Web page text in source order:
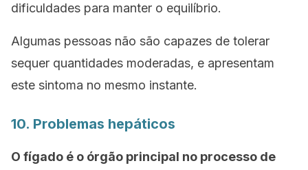
dificuldades para manter o equilíbrio.
Algumas pessoas não são capazes de tolerar
sequer quantidades moderadas, e apresentam
este sintoma no mesmo instante.
10. Problemas hepáticos
O fígado é o órgão principal no processo de